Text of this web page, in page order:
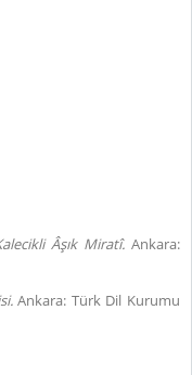
Âşık Miratî. Ankara:
Ankara: Türk Dil Kurumu